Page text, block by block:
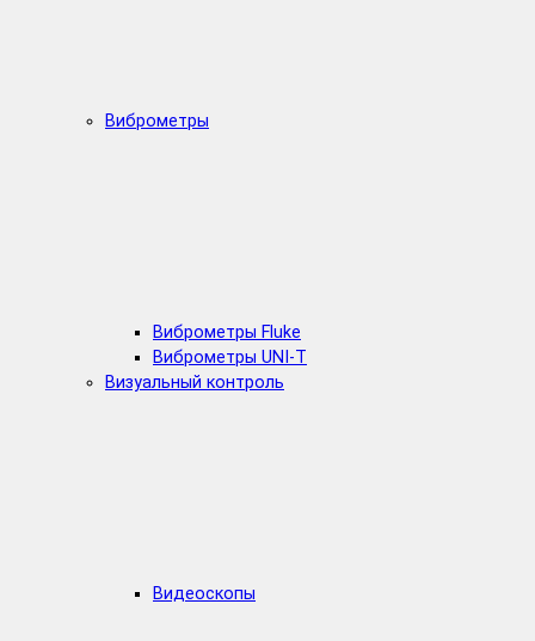
Виброметры
Виброметры Fluke
Виброметры UNI-T
Визуальный контроль
Видеоскопы